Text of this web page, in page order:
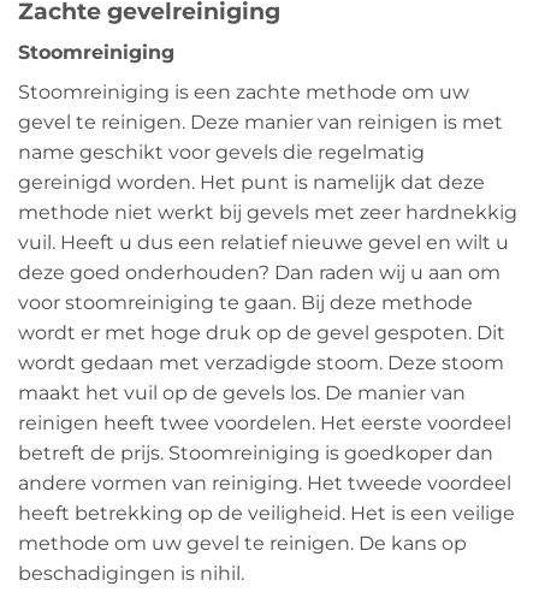
Zachte gevelreiniging
Stoomreiniging
Stoomreiniging is een zachte methode om uw
gevel te reinigen. Deze manier van reinigen is met
name geschikt voor gevels die regelmatig
gereinigd worden. Het punt is namelijk dat deze
methode niet werkt bij gevels met zeer hardnekkig
vuil. Heeft u dus een relatief nieuwe gevel en wilt u
deze goed onderhouden? Dan raden wij u aan om
voor stoomreiniging te gaan. Bij deze methode
wordt er met hoge druk op de gevel gespoten. Dit
wordt gedaan met verzadigde stoom. Deze stoom
maakt het vuil op de gevels los. De manier van
reinigen heeft twee voordelen. Het eerste voordeel
betreft de prijs. Stoomreiniging is goedkoper dan
andere vormen van reiniging. Het tweede voordeel
heeft betrekking op de veiligheid. Het is een veilige
methode om uw gevel te reinigen. De kans op
beschadigingen is nihil.